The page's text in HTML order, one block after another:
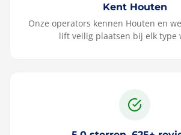
Kent Houten
Onze operators kennen Houten en
lift veilig plaatsen bij elk type